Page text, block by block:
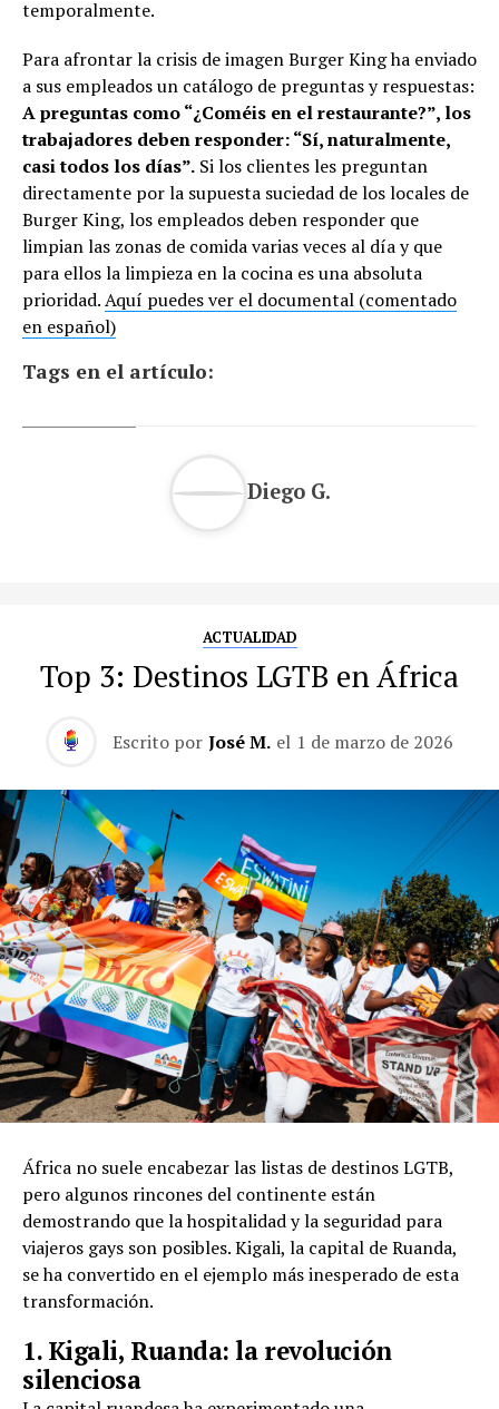
temporalmente.
Para afrontar la crisis de imagen Burger King ha enviado
a sus empleados un catálogo de preguntas y respuestas:
A preguntas como “¿Coméis en el restaurante?”, los
trabajadores deben responder: “Sí, naturalmente,
casi todos los días”. Si los clientes les preguntan
directamente por la supuesta suciedad de los locales de
Burger King, los empleados deben responder que
limpian las zonas de comida varias veces al día y que
para ellos la limpieza en la cocina es una absoluta
prioridad.Aquí puedes ver el documental (comentado
en español)
Tags en el artículo:
Diego G.
ACTUALIDAD
Top 3: Destinos LGTB en África
Escrito por José M. el 1 de marzo de 2026
África no suele encabezar las listas de destinos LGTB,
pero algunos rincones del continente están
demostrando que la hospitalidad y la seguridad para
viajeros gays son posibles. Kigali, la capital de Ruanda,
se ha convertido en el ejemplo más inesperado de esta
transformación.
1. Kigali, Ruanda: la revolución
silenciosa